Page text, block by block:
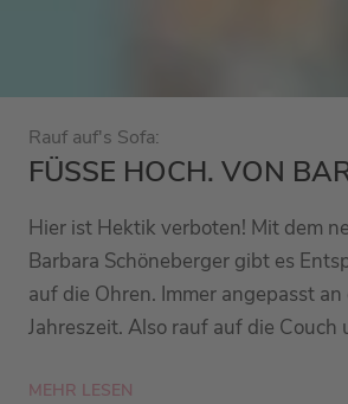
Rauf auf's Sofa:
FÜSSE HOCH. VON
Hier ist Hektik verboten! Mit dem
Barbara Schöneberger gibt es
auf die Ohren. Immer angepasst
Jahreszeit. Also rauf auf die Couch
MEHR LESEN